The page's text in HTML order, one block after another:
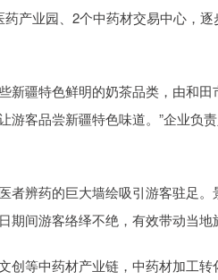
产业园、2个中药材交易中心，
新疆特色鲜明的奶茶品类，由和
游客品尝新疆特色味道。”企业负
者辨药的巨大墙绘吸引游客驻足
间游客络绎不绝，有效带动当地
创等中药材产业链，中药材加工